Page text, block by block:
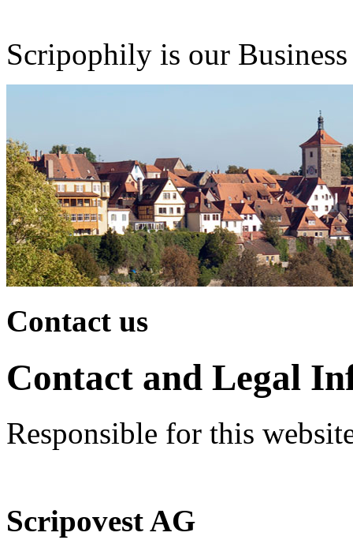
Scripophily is our
Contact us
Contact and Legal
Responsible for this
Scripovest AG